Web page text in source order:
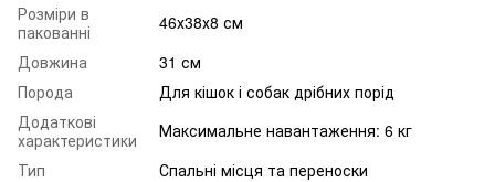
Розміри в
пакованні
46х38х8 см
Довжина
31 см
Порода
Для кішок і собак дрібних порід
Додаткові
характеристики
Максимальне навантаження: 6 кг
Тип
Спальні місця та переноски